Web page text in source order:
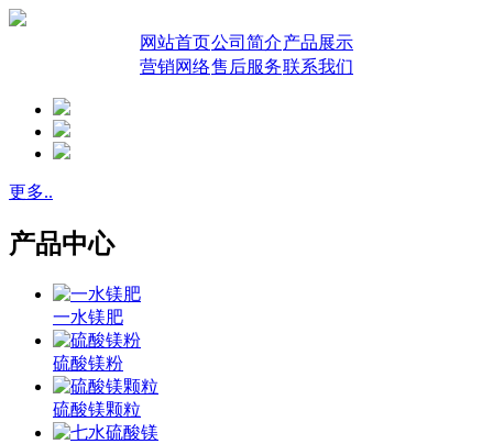
网站首页公司简介产品展示
营销网络售后服务联系我们
更多..
产品中心
一水镁肥
硫酸镁粉
硫酸镁颗粒